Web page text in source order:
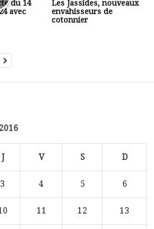
du 14
avec
Les Jassides, nouveaux
envahisseurs de
cotonnier
J V S D
3 4 5 6
11 12 13